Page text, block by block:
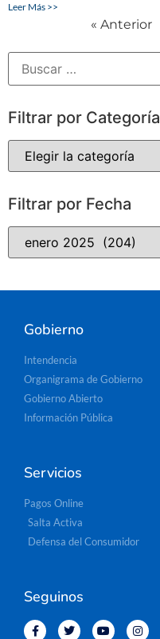
Leer Más >>
« Anterior
Filtrar por Categoría
Filtrar por Fecha
Gobierno
Intendencia
Organigrama de Gobierno
Gobierno Abierto
Información Pública
Servicios
Pagos Online
Salta Activa
Defensa del Consumidor
Seguinos